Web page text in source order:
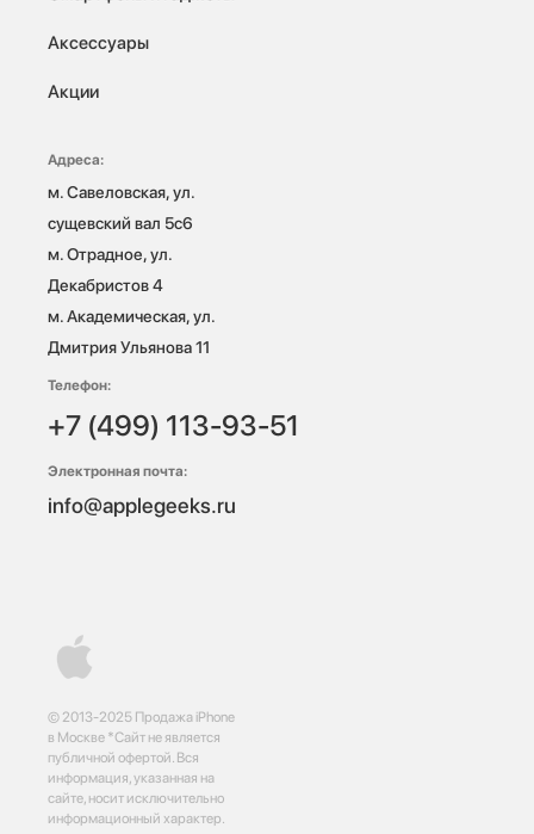
© 2013-2025 Продажа iPhone
в Москве *Сайт не является
публичной офертой. Вся
информация, указанная на
сайте, носит исключительно
информационный характер.
Аксессуары
Акции
Адреса:
м. Савеловская, ул.
сущевский вал 5с6
м. Отрадное, ул.
Декабристов 4
м. Академическая, ул.
Дмитрия Ульянова 11
Телефон:
+7 (499) 113-93-51
Электронная почта:
info@applegeeks.ru